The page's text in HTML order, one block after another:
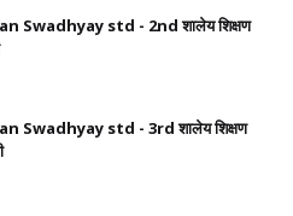
Swadhyay std - 2nd शालेय शिक्षण
Swadhyay std - 3rd शालेय शिक्षण